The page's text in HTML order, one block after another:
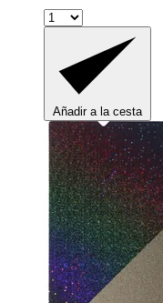
Añadir a la cesta